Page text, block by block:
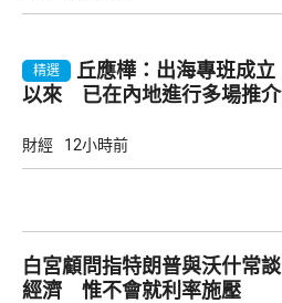
精選
丘應樺：出海專班成立
以來 已在內地進行多場推介
財經 12小時前
白宮顧問指特朗普與沃什常談
經濟 惟不會就利率施壓